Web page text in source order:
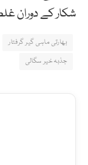
شکار کے دوران
بھارتی ماہی گیر گرفتار
جذبہ خیر سگالی